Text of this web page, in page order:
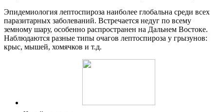
Эпидемиология лептоспироза наиболее глобальна среди всех
паразитарных заболеваний. Встречается недуг по всему
земному шару, особенно распространен на Дальнем Востоке.
Наблюдаются разные типы очагов лептоспироза у грызунов:
крыс, мышей, хомячков и т.д.